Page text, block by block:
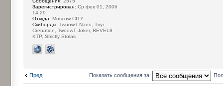
Зарегистрирован: Ср фев 01, 2006
14:29
Откуда: Moscow-CITY
Cкиборды: TwoowT Nano, Твут
Crenation, TwoowT Joker, REVEL8
KTP, Strictly Stolas
Пред. Показать сообщения за: